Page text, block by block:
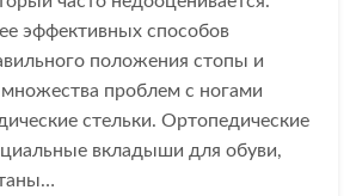
эффективных способов
положения стопы и
проблем с ногами
стельки. Ортопедические
вкладыши для обуви,